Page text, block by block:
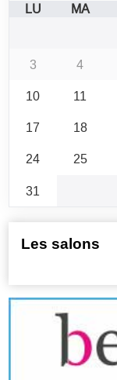
LU MA
3
4
10
11
17
18
24
25
31
Les salons